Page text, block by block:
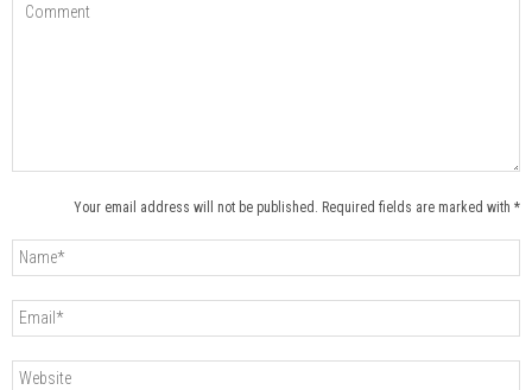
Your email address will not be published. Required fields are marked with *